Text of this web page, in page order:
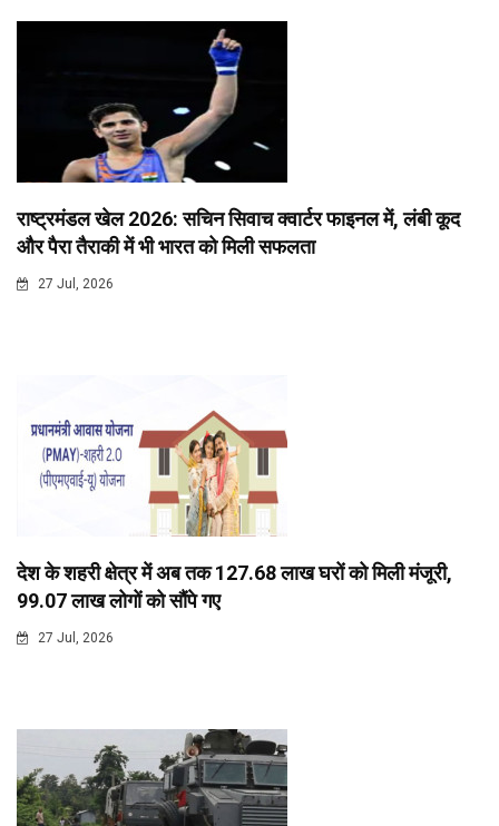
राष्ट्रमंडल खेल 2026: सचिन सिवाच क्वार्टर फाइनल में, लंबी कूद
और पैरा तैराकी में भी भारत को मिली सफलता
27 Jul, 2026
देश के शहरी क्षेत्र में अब तक 127.68 लाख घरों को मिली मंजूरी,
99.07 लाख लोगों को सौंपे गए
27 Jul, 2026